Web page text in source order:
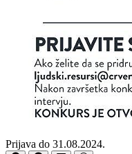
Prijava do 31.08.2024.